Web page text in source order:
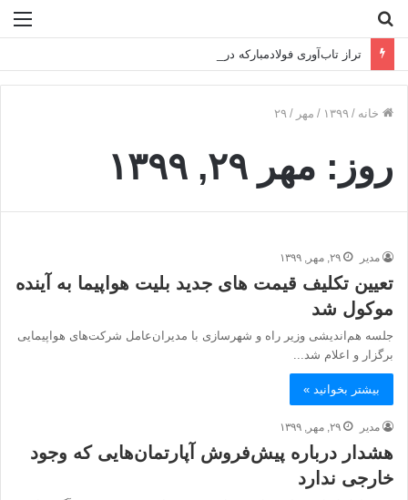
برای
تراز تاب‌آوری فولادمبارکه در سال سخت ۱۴۰۴
خانه / ۱۳۹۹ / مهر / ۲۹
روز: مهر ۲۹, ۱۳۹۹
مدیر ۲۹, مهر, ۱۳۹۹
تعیین تکلیف قیمت های جدید بلیت هواپیما به آینده
موکول شد
جلسه هم‌اندیشی وزیر راه و شهرسازی با مدیران‌عامل شرکت‌های هواپیمایی
برگزار و اعلام شد...
بیشتر بخوانید »
مدیر ۲۹, مهر, ۱۳۹۹
هشدار درباره پیش‌فروش آپارتمان‌هایی که وجود
خارجی ندارد